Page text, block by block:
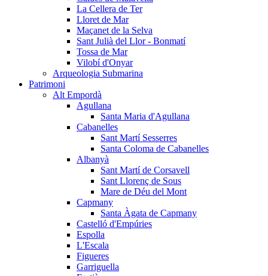
La Cellera de Ter
Lloret de Mar
Maçanet de la Selva
Sant Julià del Llor - Bonmatí
Tossa de Mar
Vilobí d'Onyar
Arqueologia Submarina
Patrimoni
Alt Empordà
Agullana
Santa Maria d'Agullana
Cabanelles
Sant Martí Sesserres
Santa Coloma de Cabanelles
Albanyà
Sant Martí de Corsavell
Sant Llorenç de Sous
Mare de Déu del Mont
Capmany
Santa Àgata de Capmany
Castelló d'Empúries
Espolla
L'Escala
Figueres
Garriguella